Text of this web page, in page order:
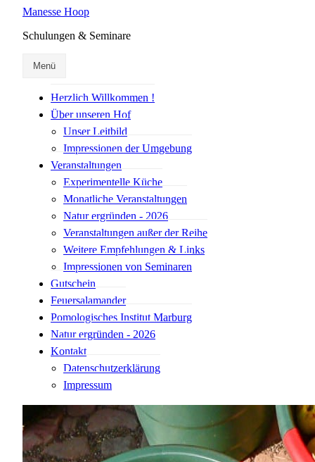
Manesse Hoop
Schulungen & Seminare
Menü
Herzlich Willkommen !
Über unseren Hof
Unser Leitbild
Impressionen der Umgebung
Veranstaltungen
Experimentelle Küche
Monatliche Veranstaltungen
Natur ergründen - 2026
Veranstaltungen außer der Reihe
Weitere Empfehlungen & Links
Impressionen von Seminaren
Gutschein
Feuersalamander
Pomologisches Institut Marburg
Natur ergründen - 2026
Kontakt
Datenschutzerklärung
Impressum